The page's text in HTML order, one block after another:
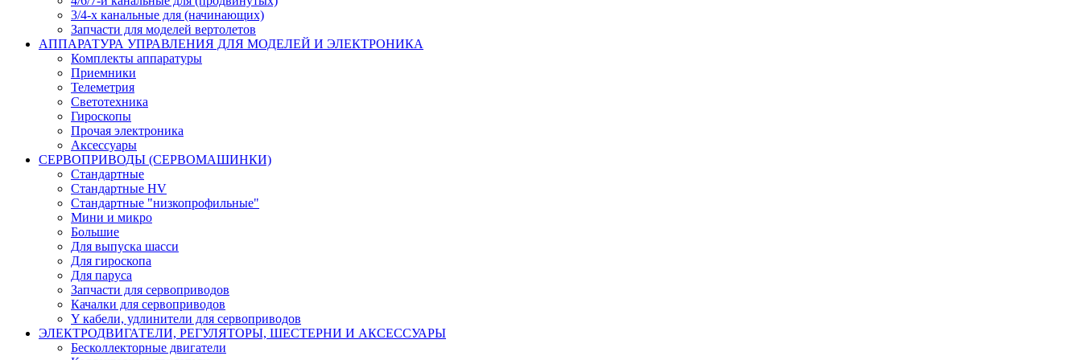
3/4-х канальные для (начинающих)
Запчасти для моделей вертолетов
АППАРАТУРА УПРАВЛЕНИЯ ДЛЯ МОДЕЛЕЙ И ЭЛЕКТРОНИКА
Комплекты аппаратуры
Приемники
Телеметрия
Светотехника
Гироскопы
Прочая электроника
Аксессуары
СЕРВОПРИВОДЫ (СЕРВОМАШИНКИ)
Стандартные
Стандартные HV
Стандартные "низкопрофильные"
Мини и микро
Большие
Для выпуска шасси
Для гироскопа
Для паруса
Запчасти для сервоприводов
Качалки для сервоприводов
Y кабели, удлинители для сервоприводов
ЭЛЕКТРОДВИГАТЕЛИ, РЕГУЛЯТОРЫ, ШЕСТЕРНИ И АКСЕССУАРЫ
Бесколлекторные двигатели